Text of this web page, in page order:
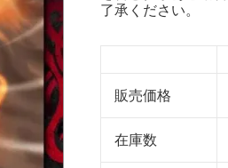
了承ください。
販売価格
在庫数